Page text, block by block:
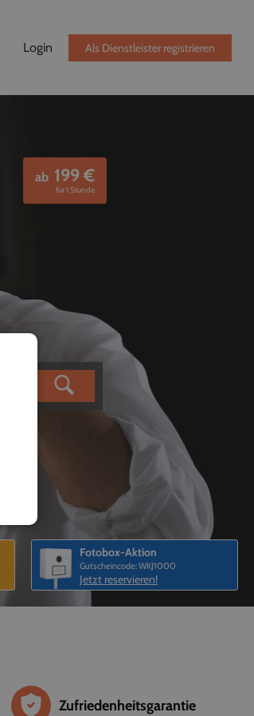
Login Als Dienstleister registrieren
ab 199€
für 1 Stunde
Fotobox-Aktion
Gutscheincode: WKJ1000
Jetzt reservieren!
Zufriedenheitsgarantie